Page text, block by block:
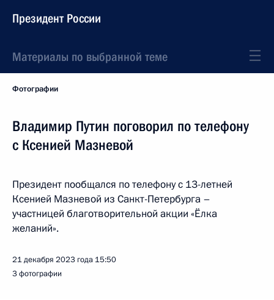
Президент России
Материалы по выбранной теме
Фотографии
Владимир Путин поговорил по телефону
с Ксенией Мазневой
Президент пообщался по телефону с 13-летней
Ксенией Мазневой из Санкт-Петербурга –
участницей благотворительной акции «Ёлка
желаний».
21 декабря 2023 года 15:50
3 фотографии